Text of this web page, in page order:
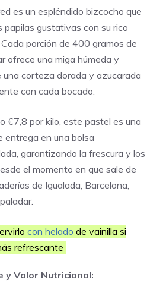
es un espléndido bizcocho que
gustativas con su rico
porción de 400 gramos de
ofrece una miga húmeda y
una corteza dorada y azucarada
con cada bocado.
€7,8 por kilo, este pastel es una
entrega en una bolsa
garantizando la frescura y los
el momento en que sale de
de Igualada, Barcelona,
con helado de vainilla si
refrescante
y Valor Nutricional: